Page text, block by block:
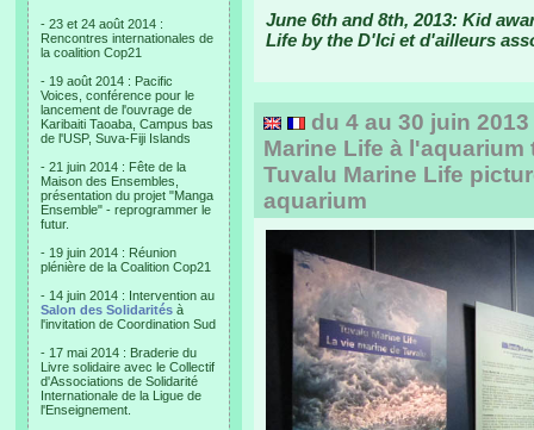
- 23 et 24 août 2014 :
Rencontres internationales de
la coalition Cop21
- 19 août 2014 : Pacific
Voices, conférence pour le
lancement de l'ouvrage de
Karibaiti Taoaba, Campus bas
de l'USP, Suva-Fiji Islands
- 21 juin 2014 : Fête de la
Maison des Ensembles,
présentation du projet "Manga
Ensemble" - reprogrammer le
futur.
- 19 juin 2014 : Réunion
plénière de la Coalition Cop21
- 14 juin 2014 : Intervention au
Salon des Solidarités à
l'invitation de Coordination Sud
- 17 mai 2014 : Braderie du
Livre solidaire avec le Collectif
d'Associations de Solidarité
Internationale de la Ligue de
l'Enseignement.
June 6th and 8th, 2013: Kid
Life by the D'Ici et d'ailleurs
du 4 au 30 juin
Marine Life à
Tuvalu Marine Life
aquarium